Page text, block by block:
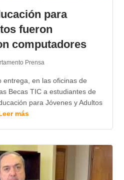
para
fueron
computadores
Prensa
entrega, en las oficinas de
Becas TIC a estudiantes de
para Jóvenes y Adultos
más